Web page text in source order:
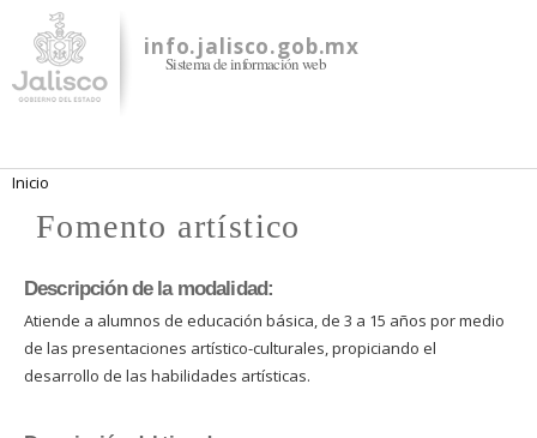
contenido
principal
info.jalisco.gob.mx
Sistema de información web
Se encuentra usted aquí
Inicio
Fomento artístico
Descripción de la modalidad:
Atiende a alumnos de educación básica, de 3 a 15 años por medio
de las presentaciones artístico-culturales, propiciando el
desarrollo de las habilidades artísticas.